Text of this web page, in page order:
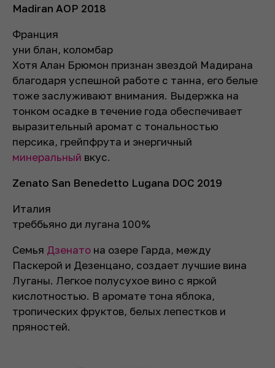
Madiran AOP 2018
Франция
уни блан, коломбар
Хотя Алан Брюмон признан звездой Мадирана
благодаря успешной работе с танна, его белые
тоже заслуживают внимания. Выдержка на
тонком осадке в течение года обеспечивает
выразительный аромат с тональностью
персика, грейпфрута и энергичный
минеральный вкус.
Zenato San Benedetto Lugana DOC 2019
Италия
треббьяно ди лугана 100%
Семья Дзенато на озере Гарда, между
Паскерой и Дезенцано, создает лучшие вина
Луганы. Легкое полусухое вино с яркой
кислотностью. В аромате тона яблока,
тропических фруктов, белых лепестков и
пряностей.